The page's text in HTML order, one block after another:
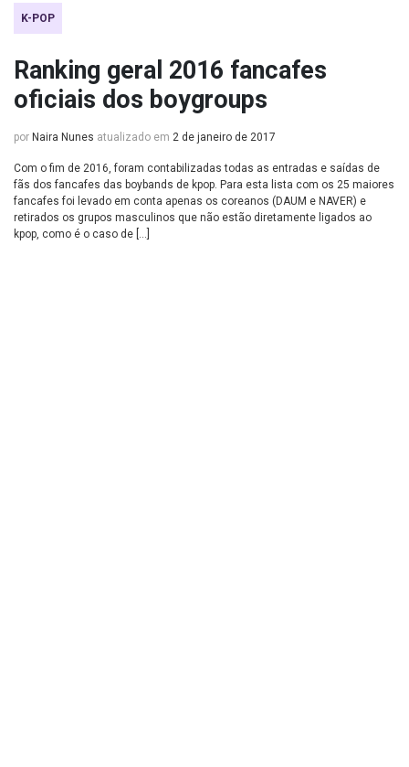
K-POP
Ranking geral 2016 fancafes
oficiais dos boygroups
por Naira Nunes atualizado em 2 de janeiro de 2017
Com o fim de 2016, foram contabilizadas todas as entradas e saídas de
fãs dos fancafes das boybands de kpop. Para esta lista com os 25 maiores
fancafes foi levado em conta apenas os coreanos (DAUM e NAVER) e
retirados os grupos masculinos que não estão diretamente ligados ao
kpop, como é o caso de […]